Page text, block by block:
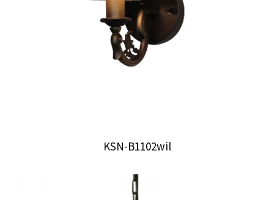
KSN-B1102wil